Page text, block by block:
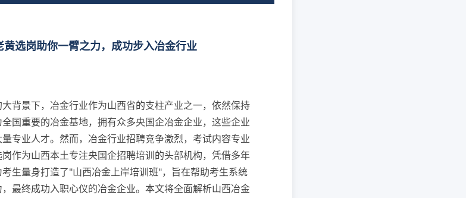
黄选岗助你一臂之力，成功步入冶金行业
背景下，冶金行业作为山西省的支柱产业之一，依然保持
国重要的冶金基地，拥有众多央国企冶金企业，这些企业
专业人才。然而，冶金行业招聘竞争激烈，考试内容专业
作为山西本土专注央国企招聘培训的头部机构，凭借多年
生量身打造了"山西冶金上岸培训班"，旨在帮助考生系统
最终成功入职心仪的冶金企业。本文将全面解析山西冶金